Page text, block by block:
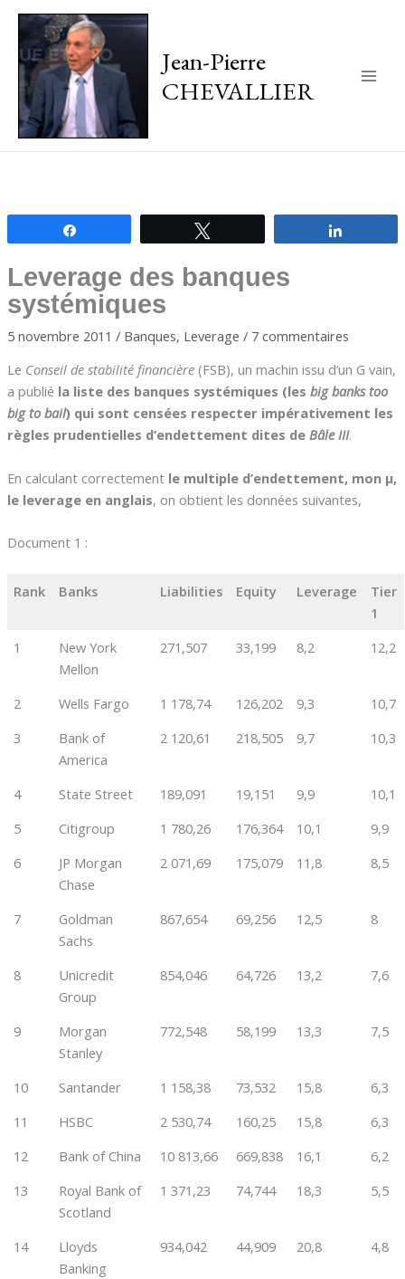
Jean-Pierre
CHEVALLIER
Leverage des banques
systémiques
5 novembre 2011 / Banques, Leverage / 7 commentaires
Le Conseil de stabilité financière(FSB), un machin issu d’un G vain,
a publié la liste des banques systémiques (les big banks too
big to bail) qui sont censées respecter impérativement les
règles prudentielles d’endettement dites de Bâle III.
En calculant correctement le multiple d’endettement, mon µ,
le leverage en anglais, on obtient les données suivantes,
Document 1 :
Rank Banks Liabilities Equity Leverage
Tier
1
1
New York
Mellon
271,507 33,199 8,2 12,2
2 Wells Fargo 1 178,74 126,202 9,3
10,7
3
Bank of
America
2 120,61 218,505 9,7 10,3
4 State Street 189,091 19,151 9,9
10,1
5
Citigroup 1 780,26 176,364 10,1
9,9
6
JP Morgan
Chase
2 071,69 175,079 11,8 8,5
7
Goldman
Sachs
867,654 69,256 12,5 8
8
Unicredit
Group
854,046 64,726 13,2 7,6
9
Morgan
Stanley
772,548 58,199 13,3 7,5
10 Santander 1 158,38 73,532 15,8
6,3
11
HSBC 2 530,74 160,25 15,8
6,3
12
Bank of China 10 813,66 669,838 16,1
6,2
13
Royal Bank of
Scotland
1 371,23 74,744 18,3 5,5
14
Lloyds
Banking
934,042 44,909 20,8 4,8